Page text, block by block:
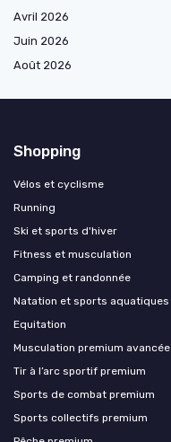
Avril 2026
Juin 2026
Août 2026
Shopping
Vélos et cyclisme
Running
Ski et sports d'hiver
Fitness et musculation
Camping et randonnée
Natation et sports aquatiques
Equitation
Musculation premium avancée
Tir à l’arc sportif premium
Sports de combat premium
Sports collectifs premium